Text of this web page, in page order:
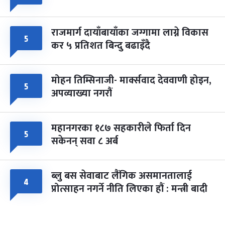
५ राजमार्ग दायाँबायाँका जग्गामा लाग्ने विकास
कर ५ प्रतिशत बिन्दु बढाइँदै
५ मोहन तिम्सिनाजी- मार्क्सवाद देववाणी होइन,
अपव्याख्या नगरौं
५ महानगरका १८७ सहकारीले फिर्ता दिन
सकेनन् सवा ८ अर्ब
४ ब्लु बस सेवाबाट लैंगिक असमानतालाई
प्रोत्साहन नगर्ने नीति लिएका हौं : मन्त्री बादी